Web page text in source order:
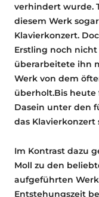
verhindert wurde.
diesem Werk
Klavierkonzert.
Erstling noch
überarbeitete ihn
Werk von dem
überholt.Bis
Dasein unter den
das Klavierkonzert
Im Kontrast dazu
Moll zu den
aufgeführten
Entstehungszeit